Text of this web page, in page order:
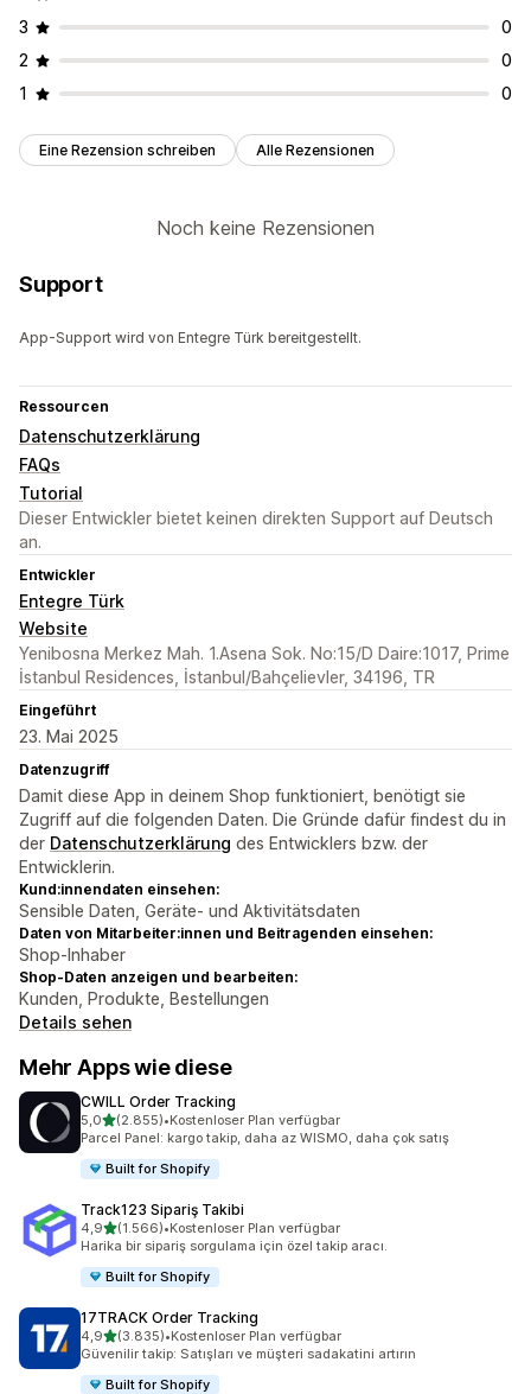
3
0
2
0
1
0
Eine Rezension schreiben Alle Rezensionen
Noch keine Rezensionen
Support
App-Support wird von Entegre Türk bereitgestellt.
Ressourcen
Datenschutzerklärung
FAQs
Tutorial
Dieser Entwickler bietet keinen direkten Support auf Deutsch
an.
Entwickler
Entegre Türk
Website
Yenibosna Merkez Mah. 1.Asena Sok. No:15/D Daire:1017, Prime
İstanbul Residences, İstanbul/Bahçelievler, 34196, TR
Eingeführt
23. Mai 2025
Datenzugriff
Damit diese App in deinem Shop funktioniert, benötigt sie
Zugriff auf die folgenden Daten. Die Gründe dafür findest du in
der Datenschutzerklärung des Entwicklers bzw. der
Entwicklerin.
Kund:innendaten einsehen:
Sensible Daten, Geräte- und Aktivitätsdaten
Daten von Mitarbeiter:innen und Beitragenden einsehen:
Shop-Inhaber
Shop-Daten anzeigen und bearbeiten:
Kunden, Produkte, Bestellungen
Details sehen
Mehr Apps wie diese
CWILL Order Tracking
5,0von 5 Sternen
(2.855)
2855 Rezensionen insgesamt
•Kostenloser Plan verfügbar
Parcel Panel: kargo takip, daha az WISMO, daha çok satış
Built for Shopify
Track123 Sipariş Takibi
4,9von 5 Sternen
(1.566)
1566 Rezensionen insgesamt
•Kostenloser Plan verfügbar
Harika bir sipariş sorgulama için özel takip aracı.
Built for Shopify
17TRACK Order Tracking
4,9von 5 Sternen
(3.835)
3835 Rezensionen insgesamt
•Kostenloser Plan verfügbar
Güvenilir takip: Satışları ve müşteri sadakatini artırın
Built for Shopify